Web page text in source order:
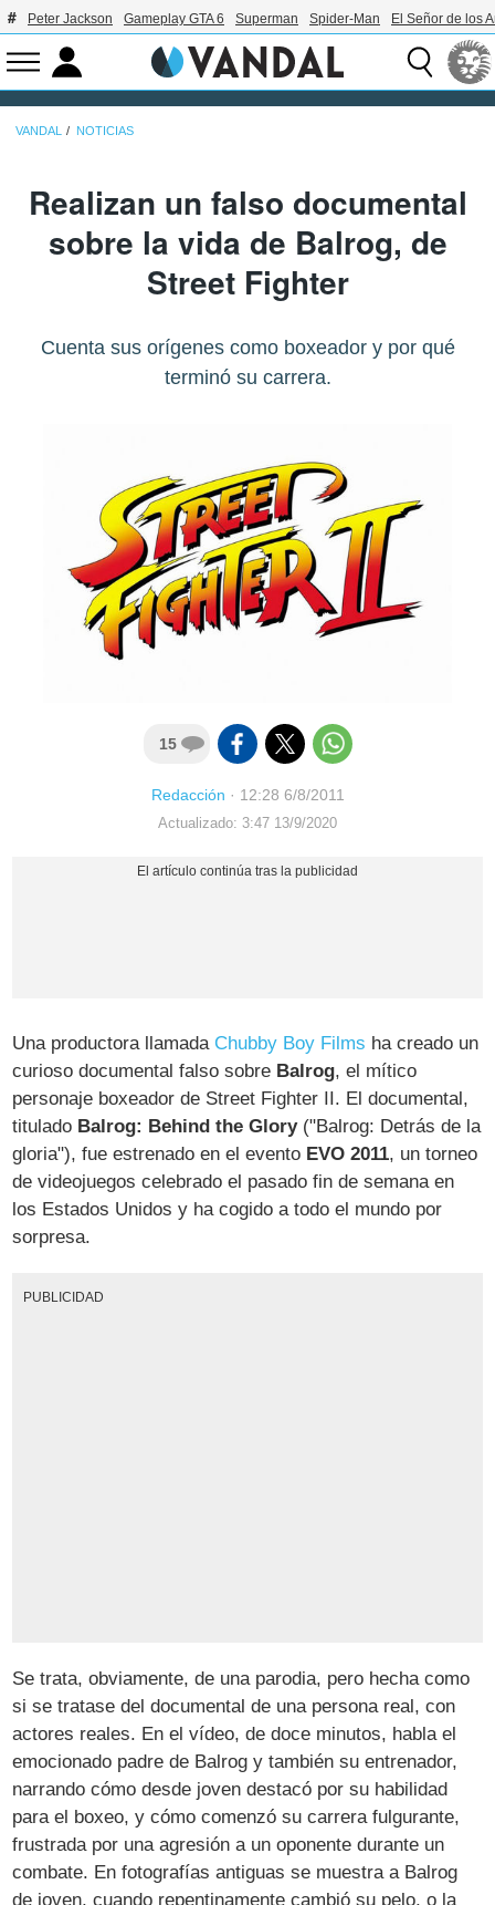
Peter Jackson Gameplay GTA 6 Superman Spider-Man El Señor de los
VANDAL NOTICIAS
Realizan un falso documental
sobre la vida de Balrog, de
Street Fighter
Cuenta sus orígenes como boxeador y por qué
terminó su carrera.
15
Redacción · 12:28 6/8/2011
Actualizado: 3:47 13/9/2020
Una productora llamada Chubby Boy Films ha creado un
curioso documental falso sobre Balrog, el mítico
personaje boxeador de Street Fighter II. El documental,
titulado Balrog: Behind the Glory("Balrog: Detrás de la
gloria"), fue estrenado en el evento EVO 2011, un torneo
de videojuegos celebrado el pasado fin de semana en
los Estados Unidos y ha cogido a todo el mundo por
sorpresa.
PUBLICIDAD
Se trata, obviamente, de una parodia, pero hecha como
si se tratase del documental de una persona real, con
actores reales. En el vídeo, de doce minutos, habla el
emocionado padre de Balrog y también su entrenador,
narrando cómo desde joven destacó por su habilidad
para el boxeo, y cómo comenzó su carrera fulgurante,
frustrada por una agresión a un oponente durante un
combate. En fotografías antiguas se muestra a Balrog
de joven, cuando repentinamente cambió su pelo, o la